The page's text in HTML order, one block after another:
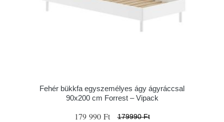
Fehér bükkfa egyszemélyes ágy ágyráccsal
90x200 cm Forrest – Vipack
179 990 Ft 179990 Ft